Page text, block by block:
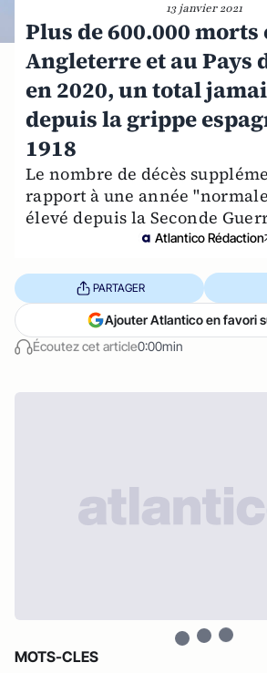
13 janvier 2021
Plus de 600.000 morts
Angleterre et au Pays
en 2020, un total
depuis la grippe
1918
Le nombre de décès
rapport à une année
élevé depuis la Seconde
Atlantico Rédaction
Écoutez cet article0:00min
PARTAGER
Ajouter Atlantico en favori
MOTS-CLES